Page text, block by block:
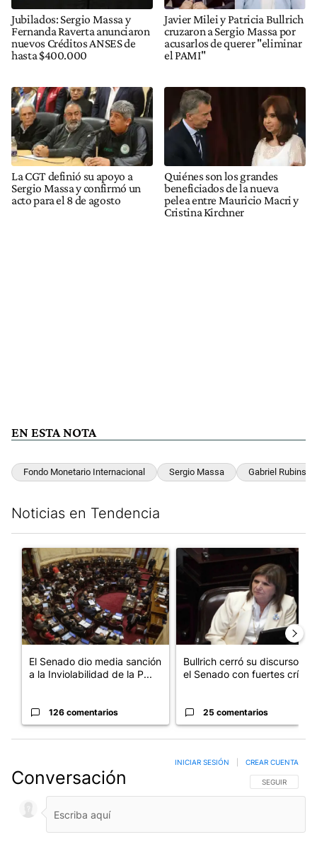
Jubilados: Sergio Massa y
Fernanda Raverta anunciaron
nuevos Créditos ANSES de
hasta $400.000
Javier Milei y Patricia Bullrich
cruzaron a Sergio Massa por
acusarlos de querer "eliminar
el PAMI"
La CGT definió su apoyo a
Sergio Massa y confirmó un
acto para el 8 de agosto
Quiénes son los grandes
beneficiados de la nueva
pelea entre Mauricio Macri y
Cristina Kirchner
EN ESTA NOTA
Fondo Monetario Internacional Sergio Massa Gabriel
Noticias en Tendencia
Un artículo de tendencia con el título "El Senado dio media
El Senado dio media sanción
a la Inviolabilidad de la P...
126 comentarios
Un artículo de tendencia
Bullrich cerró su discurso en
el Senado con fuertes crí...
25 comentarios
Conversación SIGA ESTA
SEGUIR
INICIAR SESIÓN CREAR CUENTA